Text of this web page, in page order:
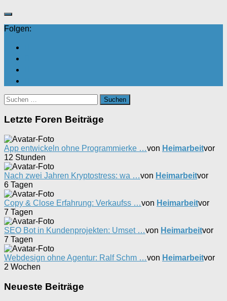
Folgen:
Suchen
nach:
Letzte Foren Beiträge
App entwickeln ohne Programmierke …von Heimarbeitvor
12 Stunden
Nach zwei Jahren Kryptostress: wa …von Heimarbeitvor
6 Tagen
Copy & Close Erfahrung: Verkaufss …von Heimarbeitvor
7 Tagen
SEO Bot in Kundenprojekten: Umset …von Heimarbeitvor
7 Tagen
Webdesign ohne Agentur: Ralf Schm …von Heimarbeitvor
2 Wochen
Neueste Beiträge